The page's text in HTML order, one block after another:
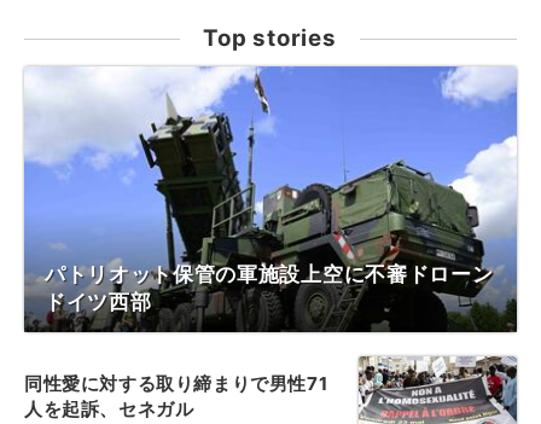
Top stories
パトリオット保管の軍施設上空に不審ドローン
ドイツ西部
同性愛に対する取り締まりで男性71
人を起訴、セネガル